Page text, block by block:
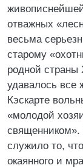
отважных
весьма
старому
родной страны
удавалось все
Кэскарте
«молодой
служило то,
окаянного и